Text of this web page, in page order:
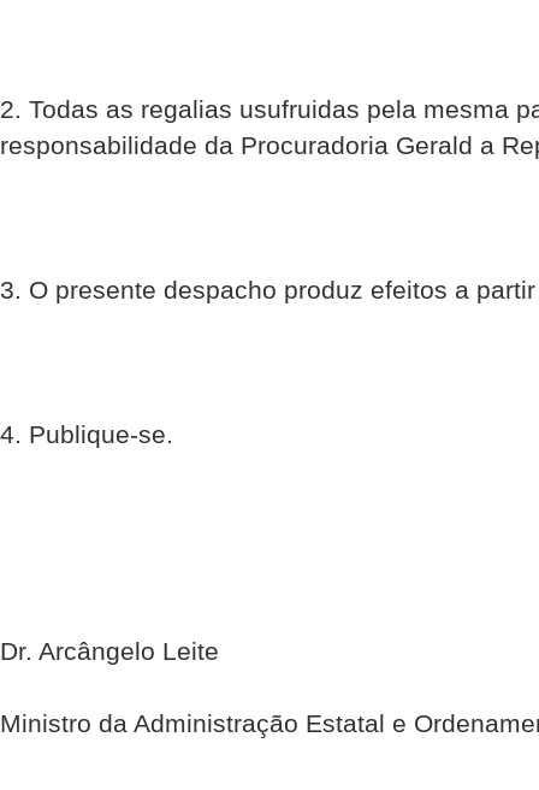
2. Todas as regalias usufruidas pela mesma
responsabilidade da Procuradoria Gerald a
3. O presente despacho produz efeitos a
4. Publique-se.
Dr. Arcângelo Leite
Ministro da Administração Estatal e